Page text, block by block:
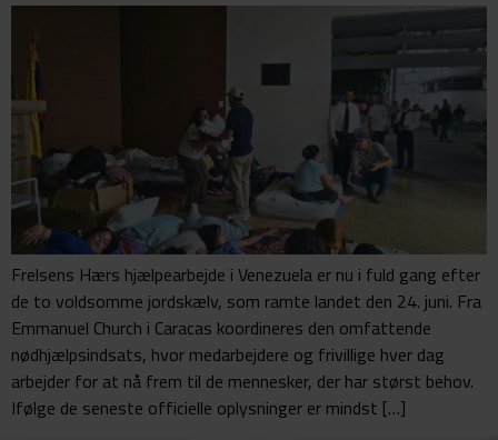
Frelsens Hærs hjælpearbejde i Venezuela er nu i fuld gang efter
de to voldsomme jordskælv, som ramte landet den 24. juni. Fra
Emmanuel Church i Caracas koordineres den omfattende
nødhjælpsindsats, hvor medarbejdere og frivillige hver dag
arbejder for at nå frem til de mennesker, der har størst behov.
Ifølge de seneste officielle oplysninger er mindst […]